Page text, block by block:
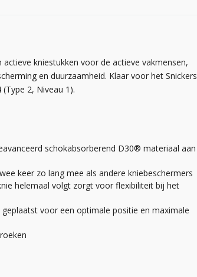
kniestukken voor de actieve vakmensen,
en duurzaamheid. Klaar voor het Snickers
2, Niveau 1).
schokabsorberend D30® materiaal aan
keer zo lang mee als andere kniebeschermers
helemaal volgt zorgt voor flexibiliteit bij het
voor een optimale positie en maximale